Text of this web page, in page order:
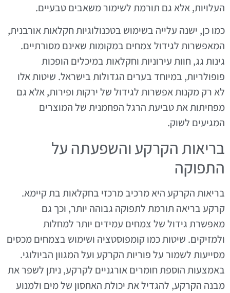
העלויות, אלא גם תורמת לשימור משאבים טבעיים.
כמו כן, ישנה עלייה בשימוש בטכנולוגיות חקלאות אורבנית,
המאפשרות לגידול צמחים במקומות שאינם מסורתיים.
גינות גג, חוות עירוניות וחקלאות במיכלים הופכות
פופולריות, במיוחד בערים הגדולות בישראל. שיטות אלו
לא רק מקנות אפשרות לגידול של ירקות ופירות, אלא גם
מפחיתות את טביעת הרגל הפחמנית של המוצרים
המגיעים לשוק.
בריאות הקרקע והשפעתה על
התפוקה
בריאות הקרקע היא מרכיב מרכזי בחקלאות בת קיימא.
קרקע בריאה תורמת לתפוקה גבוהה יותר, וכך גם
מאפשרת גידול של צמחים עמידים יותר למחלות
ולמזיקים. שיטות כמו קומפוסטציה ושימוש בצמחים מכסים
מסייעות לשמור על פוריות הקרקע ועל המגוון הביולוגי.
באמצעות הוספת חומרים אורגניים לקרקע, ניתן לשפר את
מבנה הקרקע, להגדיל את יכולת האחסון של מים ולמנוע